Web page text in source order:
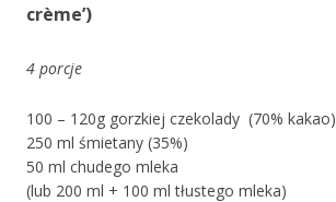
crème’)
4 porcje
100 – 120g gorzkiej czekolady (70% kakao)
250 ml śmietany (35%)
50 ml chudego mleka
(lub 200 ml + 100 ml tłustego mleka)